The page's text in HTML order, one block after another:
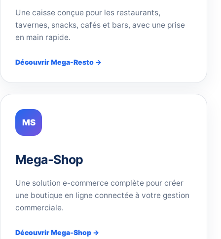
Une caisse conçue pour les restaurants,
tavernes, snacks, cafés et bars, avec une prise
en main rapide.
Découvrir Mega-Resto →
MS
Mega-Shop
Une solution e-commerce complète pour créer
une boutique en ligne connectée à votre gestion
commerciale.
Découvrir Mega-Shop →